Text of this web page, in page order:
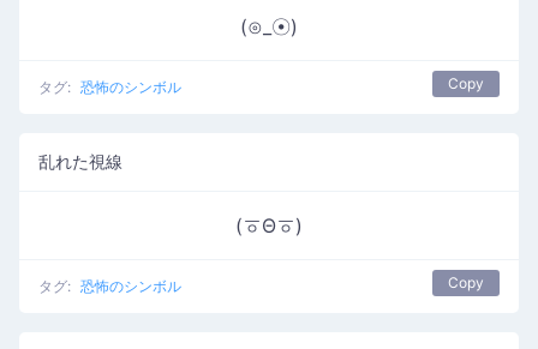
(⊙_☉)
タグ: 恐怖のシンボル Copy
乱れた視線
(ㆆΘㆆ)
タグ: 恐怖のシンボル Copy